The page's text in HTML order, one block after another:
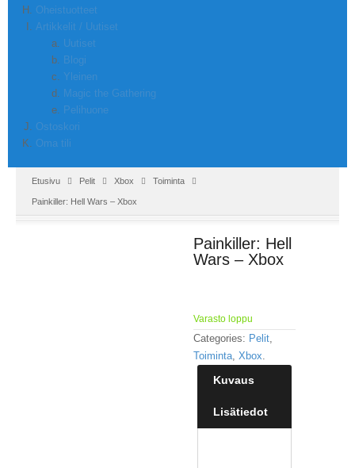
Oheistuotteet
Artikkelit / Uutiset
Uutiset
Blogi
Yleinen
Magic the Gathering
Pelihuone
Ostoskori
Oma tili
Etusivu Pelit Xbox Toiminta
Painkiller: Hell Wars – Xbox
Painkiller: Hell
Wars – Xbox
Varasto loppu
Categories: Pelit,
Toiminta, Xbox.
Kuvaus
Lisätiedot